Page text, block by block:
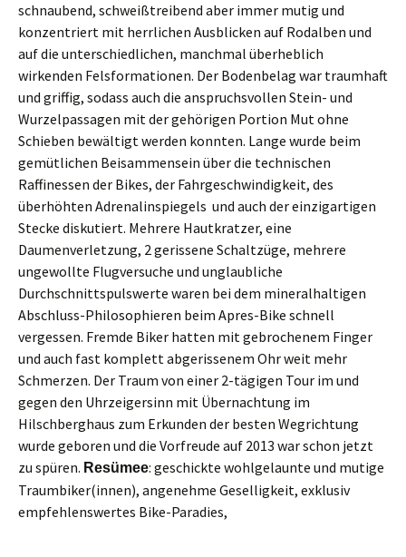
schnaubend, schweißtreibend aber immer mutig und
konzentriert mit herrlichen Ausblicken auf Rodalben und
auf die unterschiedlichen, manchmal überheblich
wirkenden Felsformationen. Der Bodenbelag war traumhaft
und griffig, sodass auch die anspruchsvollen Stein- und
Wurzelpassagen mit der gehörigen Portion Mut ohne
Schieben bewältigt werden konnten. Lange wurde beim
gemütlichen Beisammensein über die technischen
Raffinessen der Bikes, der Fahrgeschwindigkeit, des
überhöhten Adrenalinspiegels und auch der einzigartigen
Stecke diskutiert. Mehrere Hautkratzer, eine
Daumenverletzung, 2 gerissene Schaltzüge, mehrere
ungewollte Flugversuche und unglaubliche
Durchschnittspulswerte waren bei dem mineralhaltigen
Abschluss-Philosophieren beim Apres-Bike schnell
vergessen. Fremde Biker hatten mit gebrochenem Finger
und auch fast komplett abgerissenem Ohr weit mehr
Schmerzen. Der Traum von einer 2-tägigen Tour im und
gegen den Uhrzeigersinn mit Übernachtung im
Hilschberghaus zum Erkunden der besten Wegrichtung
wurde geboren und die Vorfreude auf 2013 war schon jetzt
zu spüren. Resümee: geschickte wohlgelaunte und mutige
Traumbiker(innen), angenehme Geselligkeit, exklusiv
empfehlenswertes Bike-Paradies,